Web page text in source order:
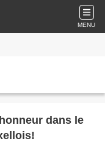
MENU
dans le